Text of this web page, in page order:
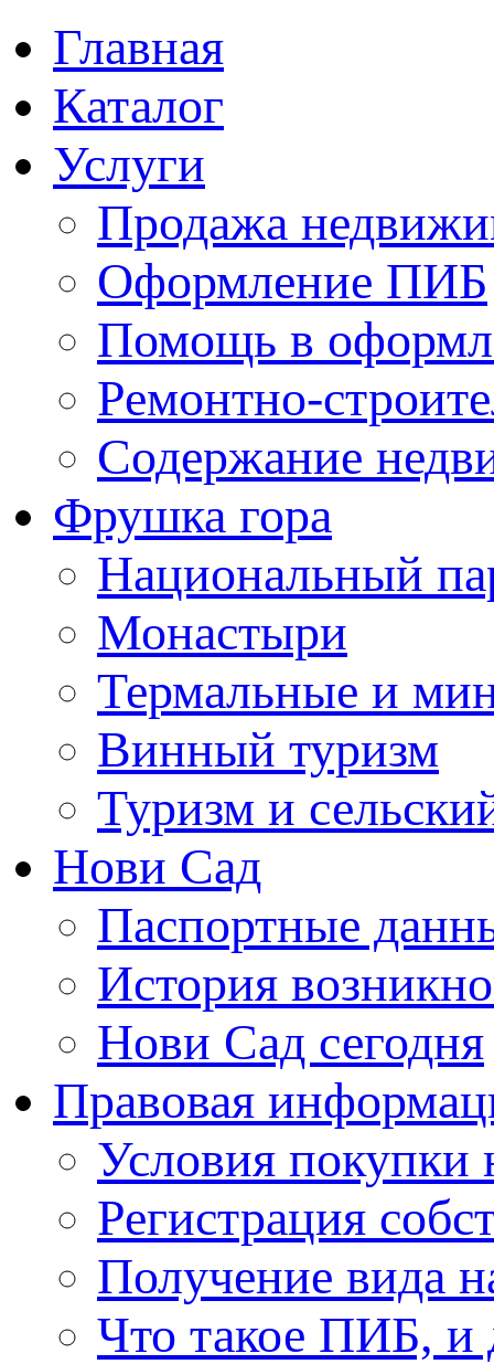
Главная
Каталог
Услуги
Продажа
Оформление ПИБ
Помощь в
Ремонтно-
Содержание
Фрушка гора
Национальный
Монастыри
Термальные и
Винный туризм
Туризм и
Нови Сад
Паспортные
История
Нови Сад сегодня
Правовая
Условия
Регистрация
Получение вида
Что такое ПИБ, и